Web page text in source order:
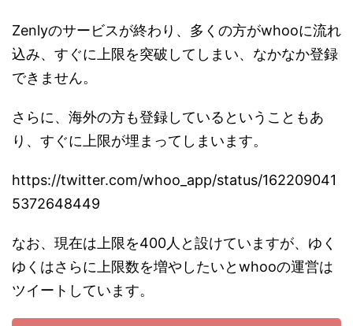
Zenlyのサービスが終わり、多くの方がwhooに流れ
込み、すぐに上限を突破してしまい、なかなか登録
できません。
さらに、海外の方も登録しているということもあ
り、すぐに上限が埋まってしまいます。
https://twitter.com/whoo_app/status/162209041
5372648449
なお、現在は上限を400人と設けていますが、ゆく
ゆくはさらに上限数を増やしたいとwhooの運営は
ツイートしています。